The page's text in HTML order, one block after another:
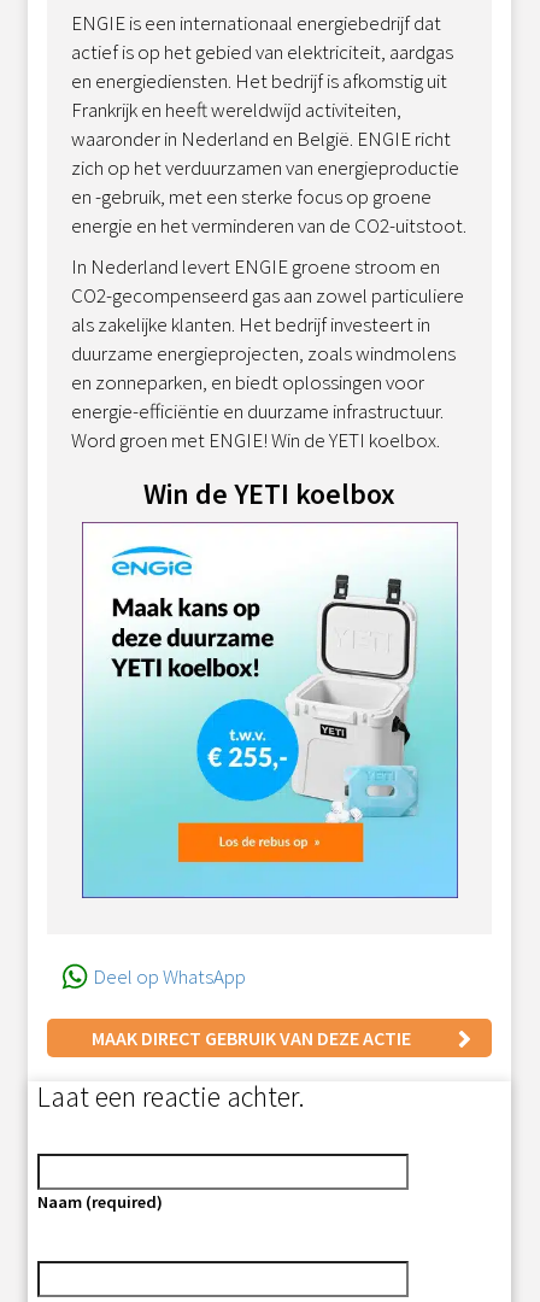
ENGIE is een internationaal energiebedrijf dat
actief is op het gebied van elektriciteit, aardgas
en energiediensten. Het bedrijf is afkomstig uit
Frankrijk en heeft wereldwijd activiteiten,
waaronder in Nederland en België. ENGIE richt
zich op het verduurzamen van energieproductie
en -gebruik, met een sterke focus op groene
energie en het verminderen van de CO2-uitstoot.
In Nederland levert ENGIE groene stroom en
CO2-gecompenseerd gas aan zowel particuliere
als zakelijke klanten. Het bedrijf investeert in
duurzame energieprojecten, zoals windmolens
en zonneparken, en biedt oplossingen voor
energie-efficiëntie en duurzame infrastructuur.
Word groen met ENGIE! Win de YETI koelbox.
Win de YETI koelbox
Deel op WhatsApp
MAAK DIRECT GEBRUIK VAN DEZE ACTIE
Laat een reactie achter.
Naam (required)